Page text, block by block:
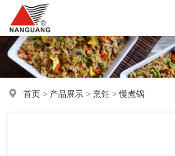
首页 > 产品展示 >烹饪 >慢煮锅